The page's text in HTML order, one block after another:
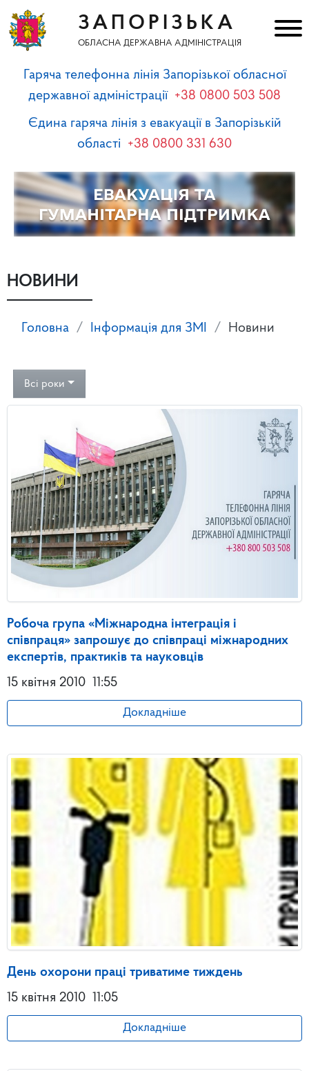
ЗАПОРІЗЬКА
ОБЛАСНА ДЕРЖАВНА АДМІНІСТРАЦІЯ
Гаряча телефонна лінія Запорізької обласної
державної адміністрації +38 0800 503 508
Єдина гаряча лінія з евакуації в Запорізькій
області +38 0800 331 630
НОВИНИ
Головна Інформація для ЗМІ Новини
Всі роки
Робоча група «Міжнародна інтеграція і
співпраця» запрошує до співпраці міжнародних
експертів, практиків та науковців
15 квітня 2010 11:55
Докладніше
День охорони праці триватиме тиждень
15 квітня 2010 11:05
Докладніше